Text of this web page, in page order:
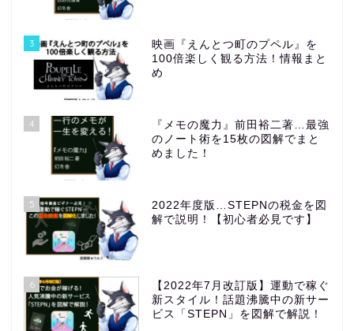
3
映画『えんとつ町のプペル』を
100倍楽しく観る方法！情報まと
め
4
『メモの魔力』前田裕二著…最強
のノート術を15枚の図解でまと
めました！
5
2022年度版…STEPNの税金を図
解で説明！【初心者必見です】
6
【2022年7月改訂版】運動で稼ぐ
新スタイル！話題沸騰中の新サー
ビス「STEPN」を図解で解説！